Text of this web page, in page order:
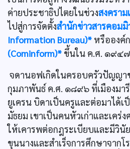
ค่ายประชาธิปไตยในช่วงสงคราม
ไปสู่การจัดตั้งสำนักข่าวสารคอม
Information Bureau)* หรือองค์
(Cominform)* ขึ้นใน ค.ศ. ๑๙๔
จดานอฟเกิดในครอบครัวปัญญ
กุมภาพันธ์ ค.ศ. ๑๘๙๖ ที่เมืองมา
ยูเครน บิดาเป็นครูและต่อมาได้เ
มัธยม เขาเป็นคนหัวเก่าและเคร่
ให้เคารพต่อกฎระเบียบและมีวินั
ขุนนางและสำเร็จการศึกษาจาก